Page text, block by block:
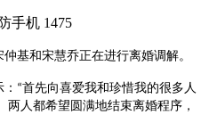
手机 1475
基和宋慧乔正在进行离婚调解。
“首先向喜爱我和珍惜我的很多人
人都希望圆满地结束离婚程序，